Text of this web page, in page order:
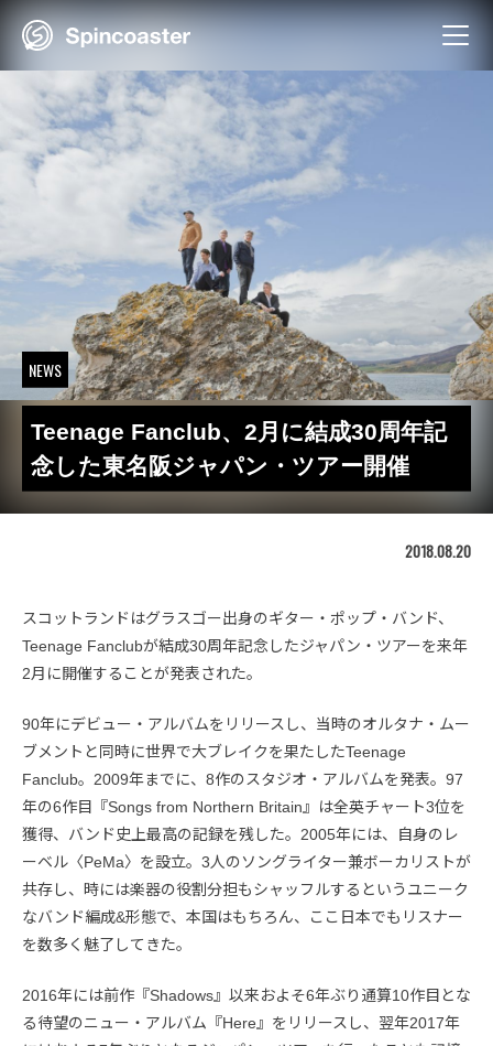
Skip
NEWS
Teenage Fanclub、2月に結成30周年記
念した東名阪ジャパン・ツアー開催
2018.08.20
スコットランドはグラスゴー出身のギター・ポップ・バンド、
Teenage Fanclubが結成30周年記念したジャパン・ツアーを来年
2月に開催することが発表された。
90年にデビュー・アルバムをリリースし、当時のオルタナ・ムー
ブメントと同時に世界で大ブレイクを果たしたTeenage
Fanclub。2009年までに、8作のスタジオ・アルバムを発表。97
年の6作目『Songs from Northern Britain』は全英チャート3位を
獲得、バンド史上最高の記録を残した。2005年には、自身のレ
ーベル〈PeMa〉を設立。3人のソングライター兼ボーカリストが
共存し、時には楽器の役割分担もシャッフルするというユニーク
なバンド編成&形態で、本国はもちろん、ここ日本でもリスナー
を数多く魅了してきた。
2016年には前作『Shadows』以来およそ6年ぶり通算10作目とな
る待望のニュー・アルバム『Here』をリリースし、翌年2017年